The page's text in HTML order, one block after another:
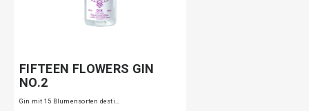
FIFTEEN FLOWERS GIN
NO.2
Gin mit 15 Blumensorten desti…